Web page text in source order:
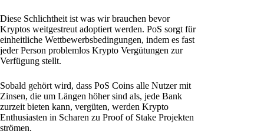
Diese Schlichtheit ist was wir brauchen bevor
Kryptos weitgestreut adoptiert werden. PoS sorgt für
einheitliche Wettbewerbsbedingungen, indem es fast
jeder Person problemlos Krypto Vergütungen zur
Verfügung stellt.
Sobald gehört wird, dass PoS Coins alle Nutzer mit
Zinsen, die um Längen höher sind als, jede Bank
zurzeit bieten kann, vergüten, werden Krypto
Enthusiasten in Scharen zu Proof of Stake Projekten
strömen.